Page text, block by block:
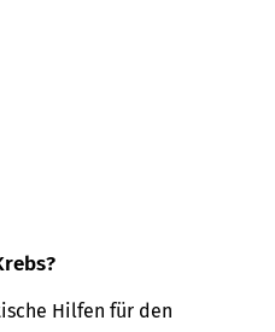
Hilfen für den